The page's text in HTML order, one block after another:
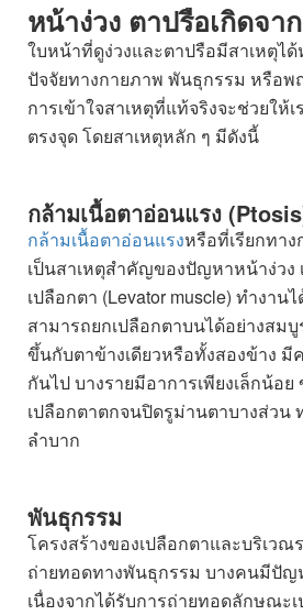
หน้าง่วง ตาปรือเกิดจา
ใบหน้าที่ดูง่วงและตาปรือมีสาเหตุไ
ปัจจัยทางกายภาพ พันธุกรรม หรือพ
การเข้าใจสาเหตุที่แท้จริงจะช่วยให้
ตรงจุด โดยสาเหตุหลัก ๆ มีดังนี้
กล้ามเนื้อตาอ่อนแรง
กล้ามเนื้อตาอ่อนแรงหรือที่เรียกทา
เป็นสาเหตุสำคัญของปัญหาหน้าง่วง
เปลือกตา (Levator muscle) ทำงาน
สามารถยกเปลือกตาบนได้อย่างสม
ขึ้นกับตาข้างเดียวหรือทั้งสองข้าง มี
กันไป บางรายมีอาการเพียงเล็กน้อ
เปลือกตาตกจนปิดรูม่านตาบางส่วน
ลำบาก
พันธุกรรม
โครงสร้างของเปลือกตาและบริเวณ
ถ่ายทอดทางพันธุกรรม บางคนมีปัญ
เนื่องจากได้รับการถ่ายทอดลักษณะ